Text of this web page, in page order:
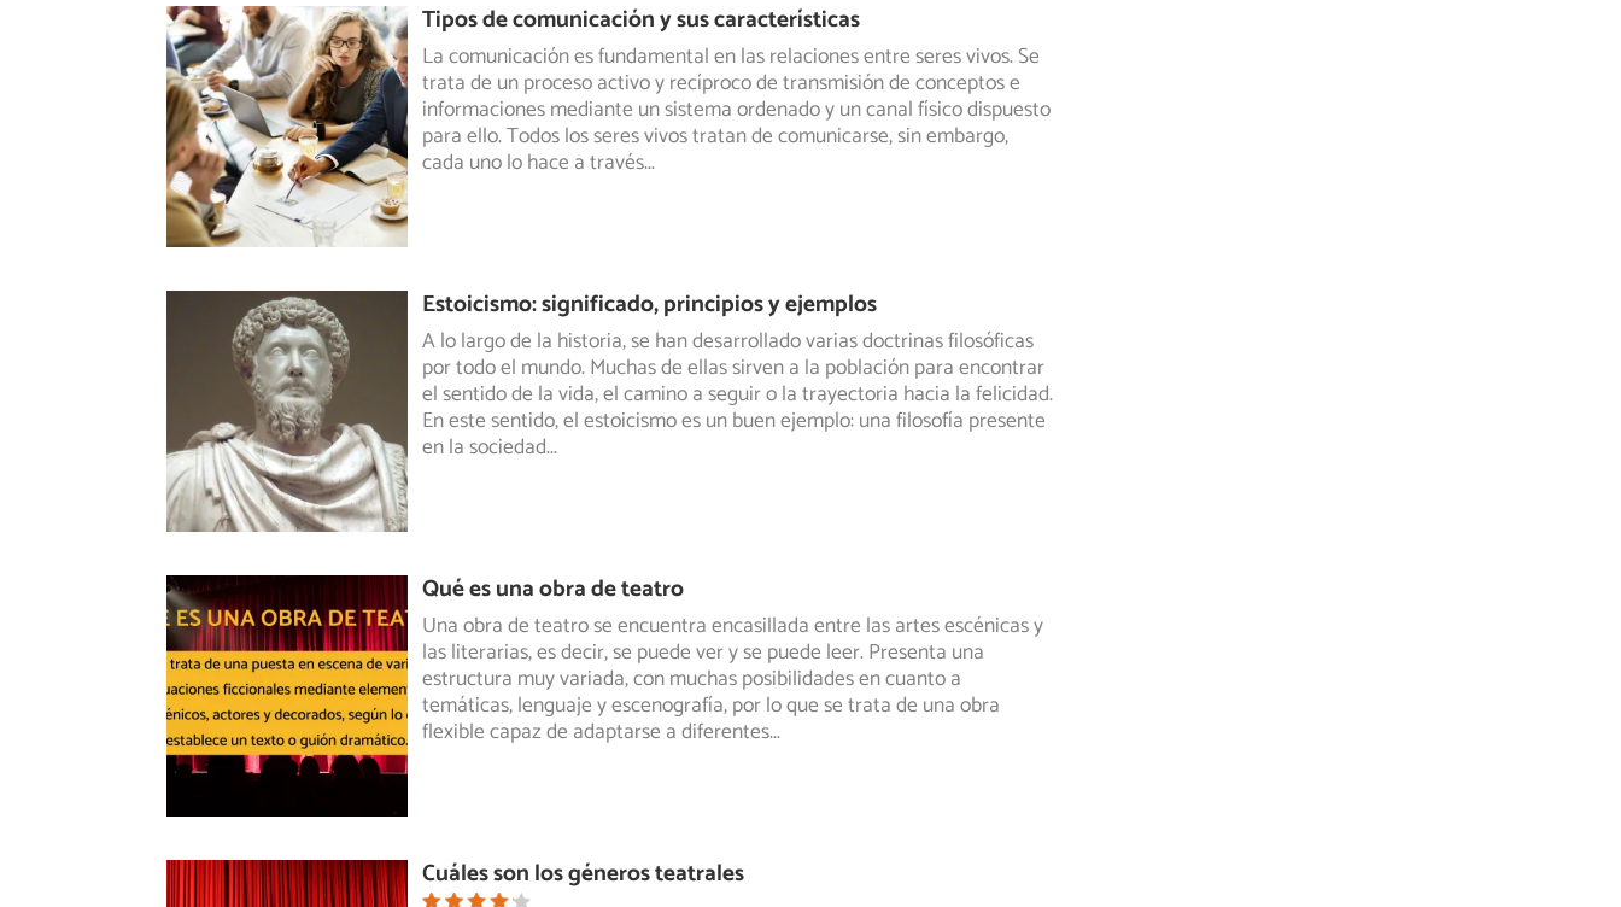
Tipos de comunicación y sus características
La comunicación es fundamental en las relaciones entre seres vivos. Se
trata de un proceso activo y recíproco de transmisión de conceptos e
informaciones mediante un sistema ordenado y un canal físico dispuesto
para ello. Todos los seres vivos tratan de comunicarse, sin embargo,
cada uno lo hace a través...
Estoicismo: significado, principios y ejemplos
A lo largo de la historia, se han desarrollado varias doctrinas filosóficas
por todo el mundo. Muchas de ellas sirven a la población para encontrar
el sentido de la vida, el camino a seguir o la trayectoria hacia la felicidad.
En este sentido, el estoicismo es un buen ejemplo: una filosofía presente
en la sociedad...
Qué es una obra de teatro
Una obra de teatro se encuentra encasillada entre las artes escénicas y
las literarias, es decir, se puede ver y se puede leer. Presenta una
estructura muy variada, con muchas posibilidades en cuanto a
temáticas, lenguaje y escenografía, por lo que se trata de una obra
flexible capaz de adaptarse a diferentes...
Cuáles son los géneros teatrales